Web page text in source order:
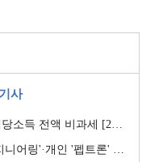
사
비과세 [2026 세제개편안]
스닥 순매수- 2026년 7월27일~7월31일]